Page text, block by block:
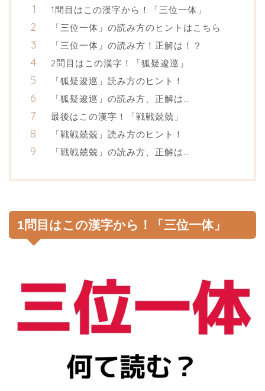
1問目はこの漢字から！「三位一体」
「三位一体」の読み方のヒントはこちら
「三位一体」の読み方！正解は！？
2問目はこの漢字！「狐疑逡巡」
「狐疑逡巡」読み方のヒント！
「狐疑逡巡」の読み方、正解は…
最後はこの漢字！「戦戦兢兢」
「戦戦兢兢」読み方のヒント！
「戦戦兢兢」の読み方、正解は…
1問目はこの漢字から！「三位一体」